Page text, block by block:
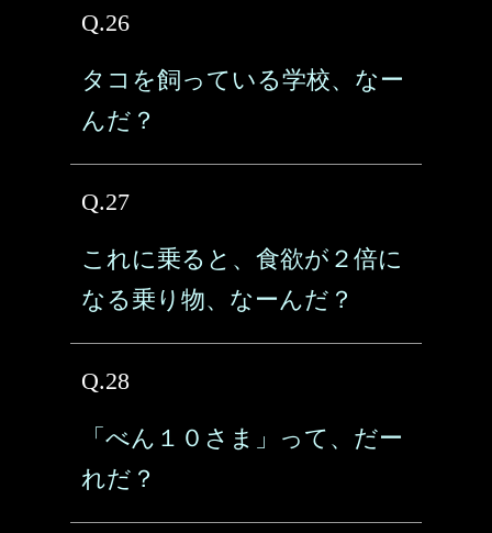
Q.26
タコを飼っている学校、なー
んだ？
Q.27
これに乗ると、食欲が２倍に
なる乗り物、なーんだ？
Q.28
「べん１０さま」って、だー
れだ？